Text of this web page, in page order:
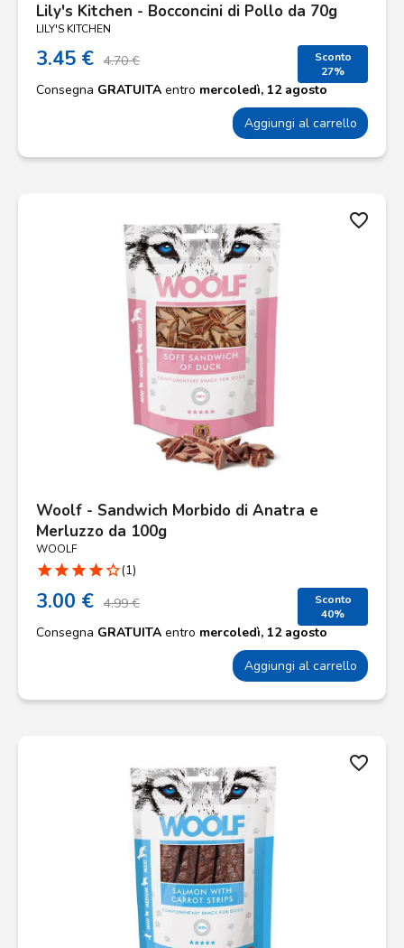
Lily's Kitchen - Bocconcini di Pollo da 70g
LILY'S KITCHEN
3.45 € 4.70 €
Sconto
27%
Consegna GRATUITA entro mercoledì, 12 agosto
Aggiungi al carrello
favorite_border
Woolf - Sandwich Morbido di Anatra e
Merluzzo da 100g
WOOLF
star star star star star_border(1)
3.00 € 4.99 €
Sconto
40%
Consegna GRATUITA entro mercoledì, 12 agosto
Aggiungi al carrello
favorite_border